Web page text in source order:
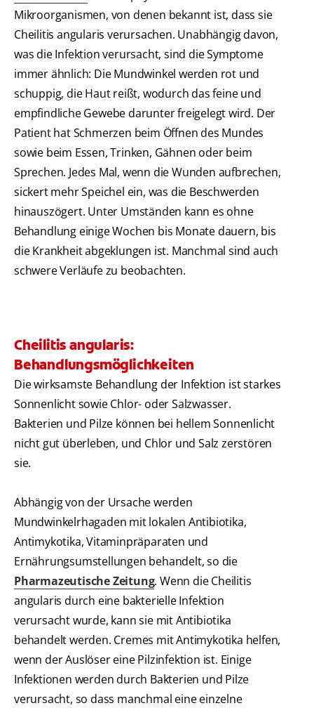
Mikroorganismen, von denen bekannt ist, dass sie
Cheilitis angularis verursachen. Unabhängig davon,
was die Infektion verursacht, sind die Symptome
immer ähnlich: Die Mundwinkel werden rot und
schuppig, die Haut reißt, wodurch das feine und
empfindliche Gewebe darunter freigelegt wird. Der
Patient hat Schmerzen beim Öffnen des Mundes
sowie beim Essen, Trinken, Gähnen oder beim
Sprechen. Jedes Mal, wenn die Wunden aufbrechen,
sickert mehr Speichel ein, was die Beschwerden
hinauszögert. Unter Umständen kann es ohne
Behandlung einige Wochen bis Monate dauern, bis
die Krankheit abgeklungen ist. Manchmal sind auch
schwere Verläufe zu beobachten.
Cheilitis angularis:
Behandlungsmöglichkeiten
Die wirksamste Behandlung der Infektion ist starkes
Sonnenlicht sowie Chlor- oder Salzwasser.
Bakterien und Pilze können bei hellem Sonnenlicht
nicht gut überleben, und Chlor und Salz zerstören
sie.
Abhängig von der Ursache werden
Mundwinkelrhagaden mit lokalen Antibiotika,
Antimykotika, Vitaminpräparaten und
Ernährungsumstellungen behandelt, so die
Pharmazeutische Zeitung. Wenn die Cheilitis
angularis durch eine bakterielle Infektion
verursacht wurde, kann sie mit Antibiotika
behandelt werden. Cremes mit Antimykotika helfen,
wenn der Auslöser eine Pilzinfektion ist. Einige
Infektionen werden durch Bakterien und Pilze
verursacht, so dass manchmal eine einzelne